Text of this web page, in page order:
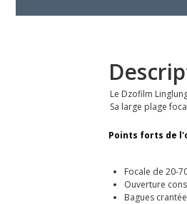
Le Dzofilm
Sa large plage
Points forts de
Focale de 20-
Ouverture
Bagues